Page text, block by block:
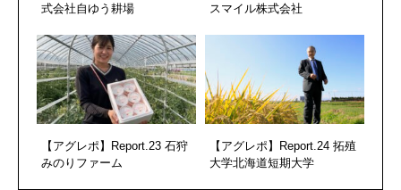
式会社自ゆう耕場
スマイル株式会社
【アグレポ】Report.23 石狩
みのりファーム
【アグレポ】Report.24 拓殖
大学北海道短期大学